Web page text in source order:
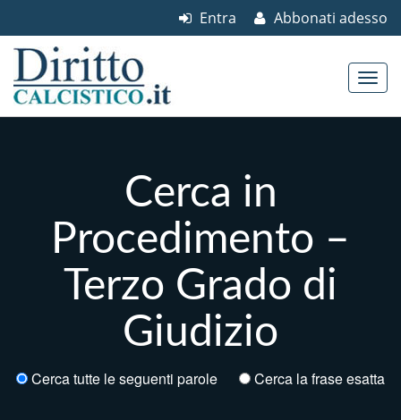
Abbonati adesso
Entra
Cerca in
Procedimento –
Terzo Grado di
Giudizio
Cerca tutte le seguenti parole Cerca la frase esatta